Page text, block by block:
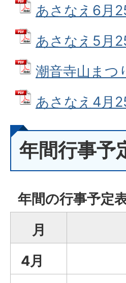
あさなえ6月
あさなえ5月
潮音寺山まつ
あさなえ4月
年間行事予
年間の行事予定
月
4月